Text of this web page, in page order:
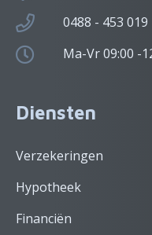
0488 - 453 019
Ma-Vr 09:00 -
Diensten
Verzekeringen
Hypotheek
Financiën